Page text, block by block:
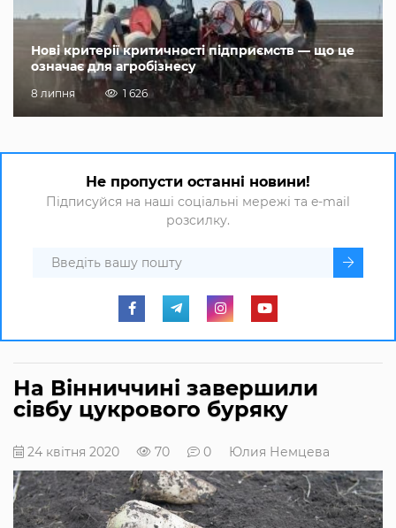
Нові критерії критичності підприємств — що це
означає для агробізнесу
8 липня 1 626
Не пропусти останні новини!
Підписуйся на наші соціальні мережі та e-mail
розсилку.
На Вінниччині завершили
сівбу цукрового буряку
24 квітня 2020 70 0 Юлия Немцева